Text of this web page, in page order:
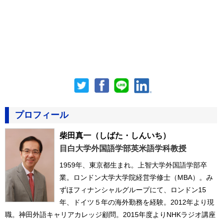
プロフィール
柴田真一 （しばた・しんいち）
目白大学外国語学部英米語学科教授
1959年、東京都生まれ。上智大学外国語学部卒
業。ロンドン大学大学院経営学修士（MBA）。み
ずほフィナンシャルグループにて、ロンドン15
年、ドイツ５年の海外勤務を経験。2012年より現
職。神田外語キャリアカレッジ顧問。2015年度よりNHKラジオ講座